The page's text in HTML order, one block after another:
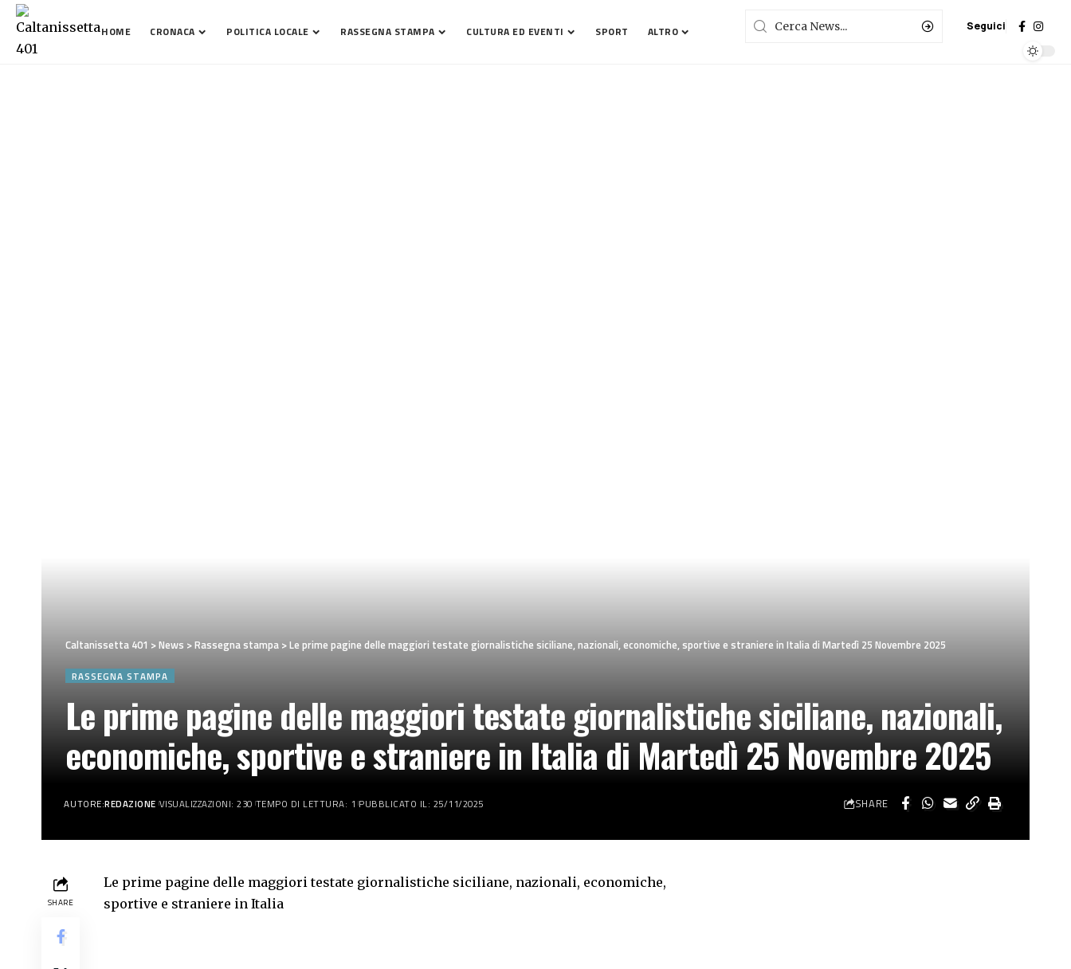
HOME CRONACA POLITICA LOCALE RASSEGNA STAMPA CULTURA ED EVENTI SPORT ALTRO Seguici
Caltanissetta 401 >News >Rassegna stampa >Le prime pagine delle maggiori testate giornalistiche siciliane, nazionali, economiche, sportive e straniere in Italia di Martedì 25 Novembre 2025
RASSEGNA STAMPA
Le prime pagine delle maggiori testate giornalistiche siciliane, nazionali,
economiche, sportive e straniere in Italia di Martedì 25 Novembre 2025
AUTORE:REDAZIONE VISUALIZZAZIONI: 230 TEMPO DI LETTURA: 1 PUBBLICATO IL: 25/11/2025 SHARE
SHARE
Le prime pagine delle maggiori testate giornalistiche siciliane, nazionali, economiche,
sportive e straniere in Italia